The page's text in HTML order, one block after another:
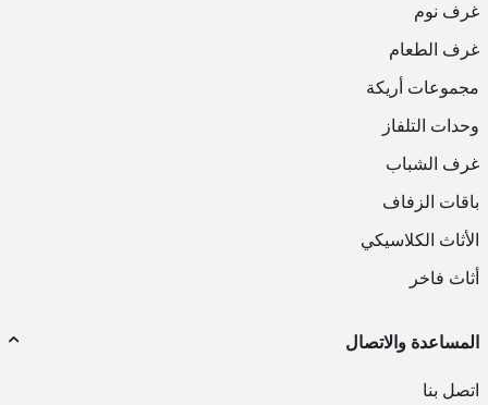
غرف نوم
غرف الطعام
مجموعات أريكة
وحدات التلفاز
غرف الشباب
باقات الزفاف
الأثاث الكلاسيكي
أثاث فاخر
المساعدة والاتصال
اتصل بنا